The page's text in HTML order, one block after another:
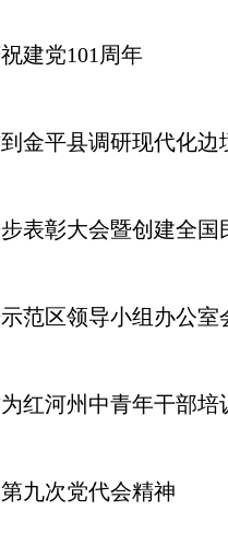
建党101周年
金平县调研现代化边
表彰大会暨创建全
范区领导小组办公室
红河州中青年干部培
九次党代会精神